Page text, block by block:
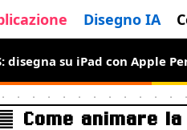
Disegno IA
è arrivata: gratis per
disegna su iPad con Apple
Come animare